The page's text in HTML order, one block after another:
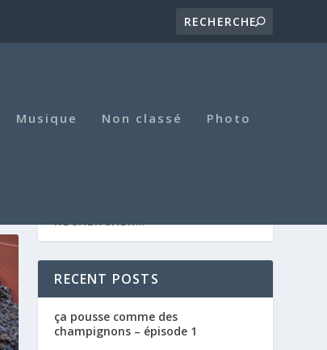
Musique Non classé Photo
RECENT POSTS
ça pousse comme des
champignons – épisode 1